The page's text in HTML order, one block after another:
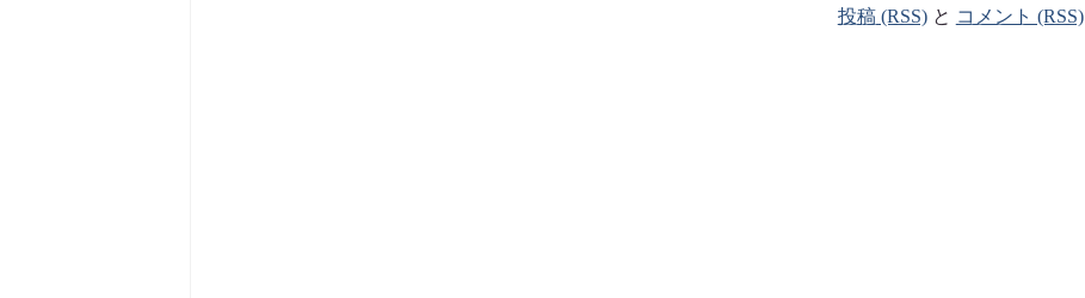
投稿 (RSS)と コメント (RSS)